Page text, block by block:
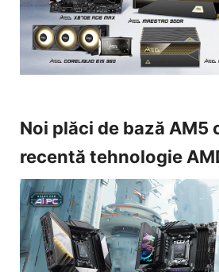
Noi plăci de bază AM5
recentă tehnologie